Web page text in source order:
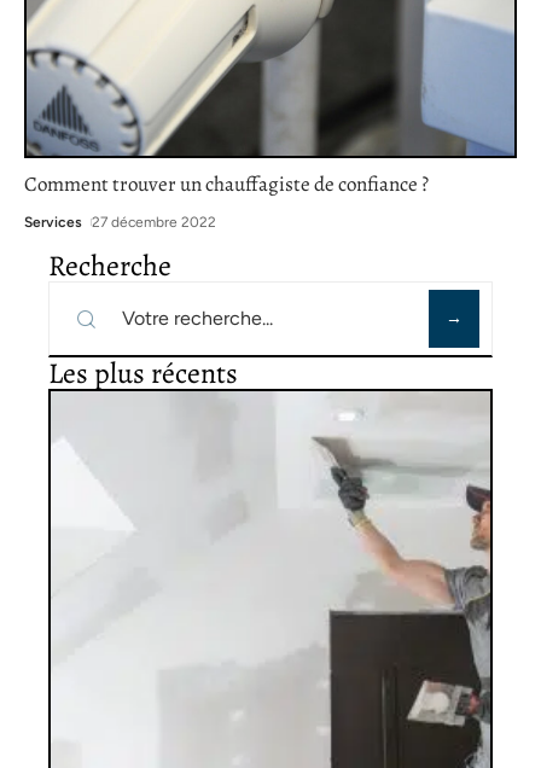
Comment trouver un chauffagiste de confiance ?
Services 27 décembre 2022
Recherche
Les plus récents